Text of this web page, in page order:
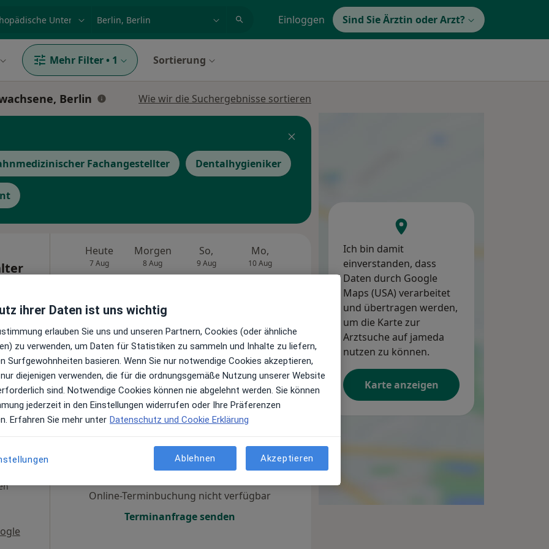
Einloggen Sind Sie Ärztin oder Arzt?
Mehr Filter • 1 Sortierung
Berlin Wie wir die Suchergebnisse sortieren
Fachangestellter Dentalhygieniker
Heute
7 Aug
Morgen
8 Aug
So,
9 Aug
Mo,
10 Aug
Mi,
12 Aug 13 Aug
Online-Terminbuchung nicht verfügbar
Terminanfrage senden
10 Aug
Online-Terminbuchung nicht verfügbar
Terminanfrage senden
Ich bin damit
einverstanden, dass
Daten durch Google
Maps (USA) verarbeitet
und übertragen werden,
um die Karte zur
Arztsuche auf jameda
nutzen zu können.
Karte anzeigen
ihrer Daten ist uns wichtig
erlauben Sie uns und unseren Partnern, Cookies (oder ähnliche
zu verwenden, um Daten für Statistiken zu sammeln und Inhalte zu liefern,
Surfgewohnheiten basieren. Wenn Sie nur notwendige Cookies akzeptieren,
diejenigen verwenden, die für die ordnungsgemäße Nutzung unserer Website
sind. Notwendige Cookies können nie abgelehnt werden. Sie können
jederzeit in den Einstellungen widerrufen oder Ihre Präferenzen
Erfahren Sie mehr unter Datenschutz und Cookie Erklärung
Ablehnen Akzeptieren